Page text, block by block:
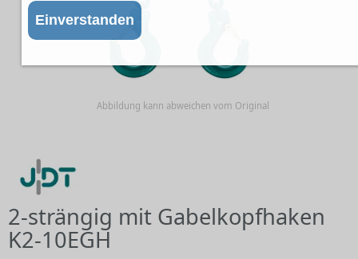
Einverstanden
Abbildung kann abweichen vom Original
2-strängig mit Gabelkopfhaken
K2-10EGH